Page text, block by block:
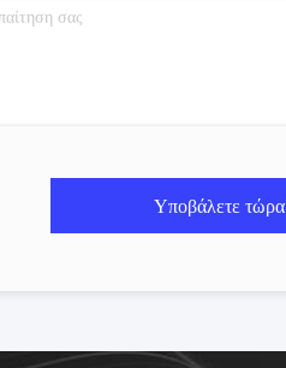
Υποβάλετε τώρα